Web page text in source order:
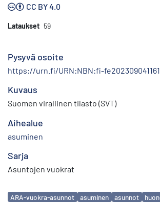
CC BY 4.0
Lataukset 59
Pysyvä osoite
https://urn.fi/URN:NBN:fi-
Kuvaus
Suomen virallinen tilasto (SVT)
Aihealue
asuminen
Sarja
Asuntojen vuokrat
Avainsanat
ARA-vuokra-asunnot asuminen asunnot